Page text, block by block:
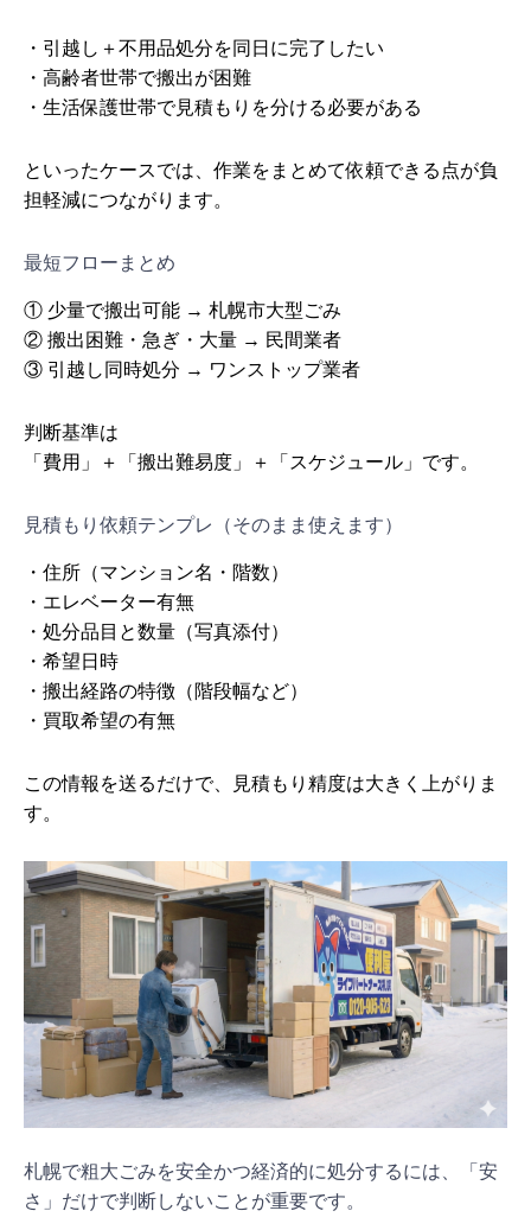
・引越し＋不用品処分を同日に完了したい
・高齢者世帯で搬出が困難
・生活保護世帯で見積もりを分ける必要がある
といったケースでは、作業をまとめて依頼できる点が負
担軽減につながります。
最短フローまとめ
① 少量で搬出可能 → 札幌市大型ごみ
② 搬出困難・急ぎ・大量 → 民間業者
③ 引越し同時処分 → ワンストップ業者
判断基準は
「費用」＋「搬出難易度」＋「スケジュール」です。
見積もり依頼テンプレ（そのまま使えます）
・住所（マンション名・階数）
・エレベーター有無
・処分品目と数量（写真添付）
・希望日時
・搬出経路の特徴（階段幅など）
・買取希望の有無
この情報を送るだけで、見積もり精度は大きく上がりま
す。
札幌で粗大ごみを安全かつ経済的に処分するには、「安
さ」だけで判断しないことが重要です。